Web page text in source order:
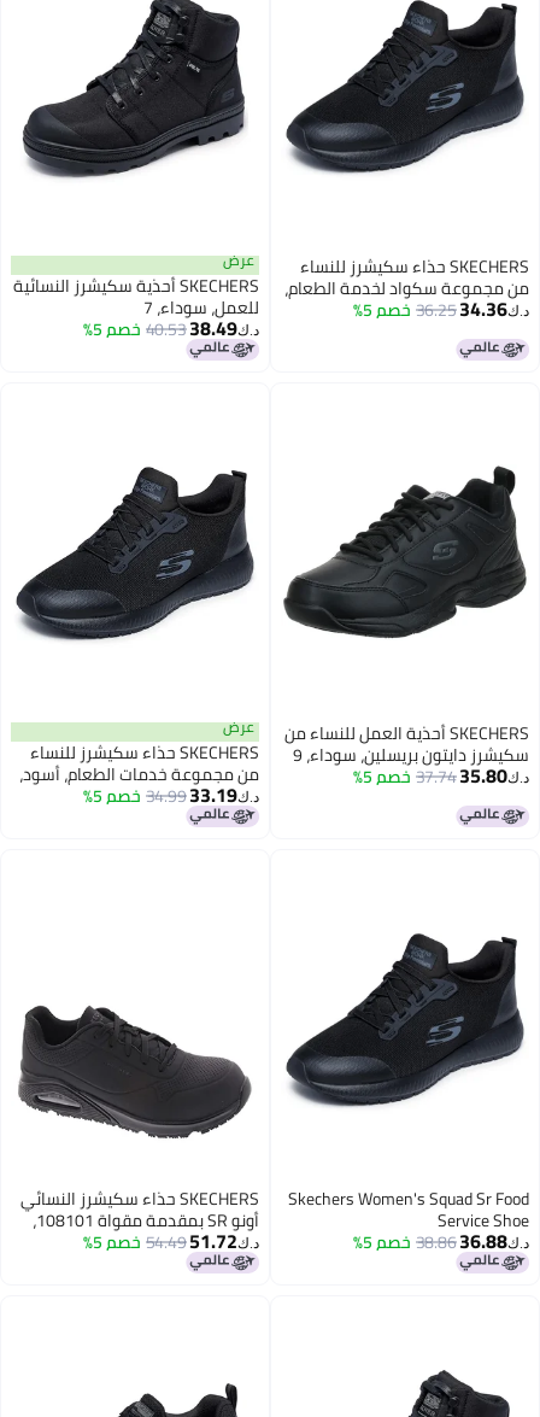
SKECHERS حذاء سكيشرز للنساء
من مجموعة سكواد لخدمة الطعام،
أسود، 9
د.ك‏34.36
36.25خصم 5%
عرض
SKECHERS أحذية سكيشرز النسائية
للعمل، سوداء، 7
د.ك‏38.49
40.53خصم 5%
SKECHERS أحذية العمل للنساء من
سكيشرز دايتون بريسلين، سوداء، 9
M US
د.ك‏35.80
37.74خصم 5%
عرض
SKECHERS حذاء سكيشرز للنساء
من مجموعة خدمات الطعام، أسود،
7
د.ك‏33.19
34.99خصم 5%
Skechers Women's Squad Sr Food
Service Shoe
د.ك‏36.88
38.86خصم 5%
SKECHERS حذاء سكيشرز النسائي
أونو SR بمقدمة مقواة 108101،
صناعي، أسود، 9
د.ك‏51.72
54.49خصم 5%